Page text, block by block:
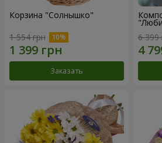
Корзина "Солнышко"
1 554 грн
Заказать
6 399